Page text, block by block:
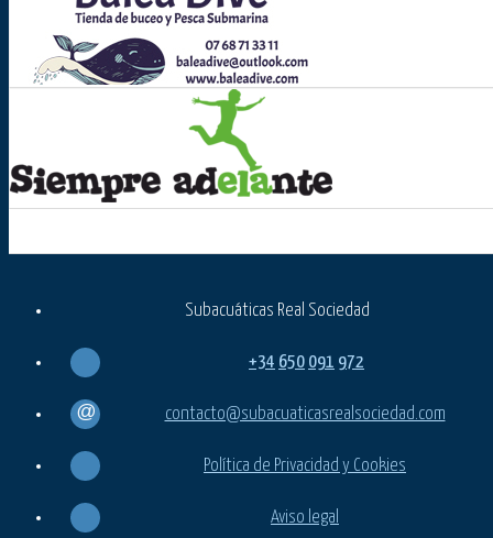
Subacuáticas Real Sociedad
+34 650 091 972
contacto@subacuaticasrealsociedad.com
Política de Privacidad y Cookies
Aviso legal